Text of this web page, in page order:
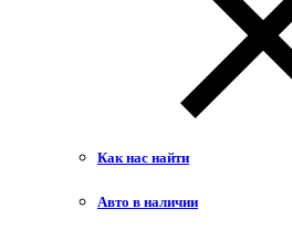
Как нас найти
Авто в наличии